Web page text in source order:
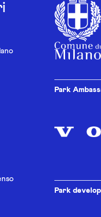
Park
Park